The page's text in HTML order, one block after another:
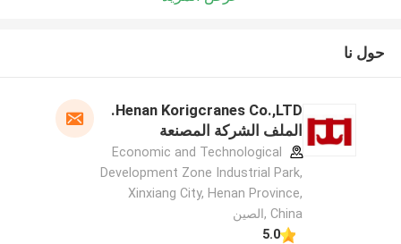
حول نا
Henan Korigcranes Co.,LTD.
الملف الشركة المصنعة
Economic and Technological
Development Zone Industrial Park,
Xinxiang City, Henan Province,
China ,الصين
5.0